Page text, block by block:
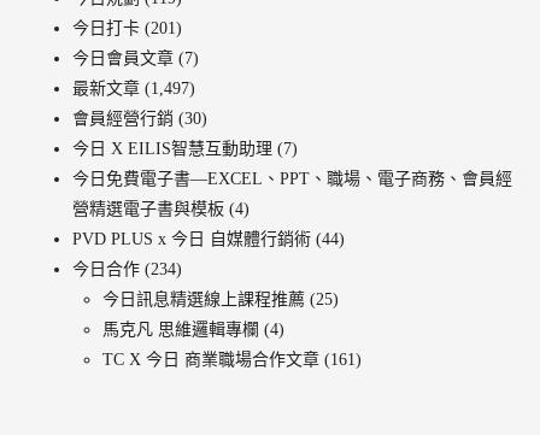
今日打卡 (201)
今日會員文章 (7)
最新文章 (1,497)
會員經營行銷 (30)
今日 X EILIS智慧互動助理 (7)
今日免費電子書—EXCEL、PPT、職場、電子商務、會員經
營精選電子書與模板 (4)
PVD PLUS x 今日 自媒體行銷術 (44)
今日合作 (234)
今日訊息精選線上課程推薦 (25)
馬克凡 思維邏輯專欄 (4)
TC X 今日 商業職場合作文章 (161)